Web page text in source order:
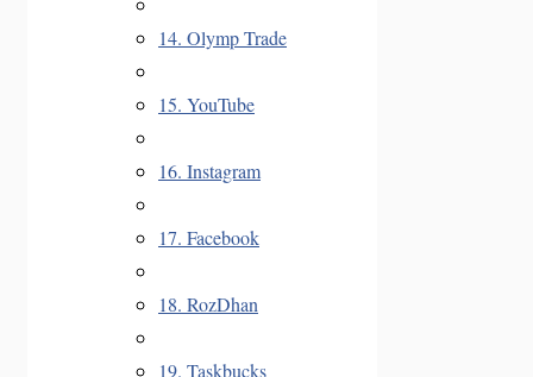
14. Olymp Trade
15. YouTube
16. Instagram
17. Facebook
18. RozDhan
19. Taskbucks